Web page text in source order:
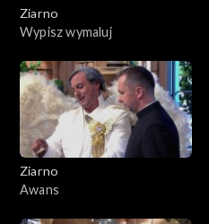
Ziarno
Wypisz wymaluj
Ziarno
Awans